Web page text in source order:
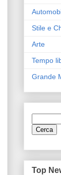
Stile e
Arte
Tempo
Grande
Top